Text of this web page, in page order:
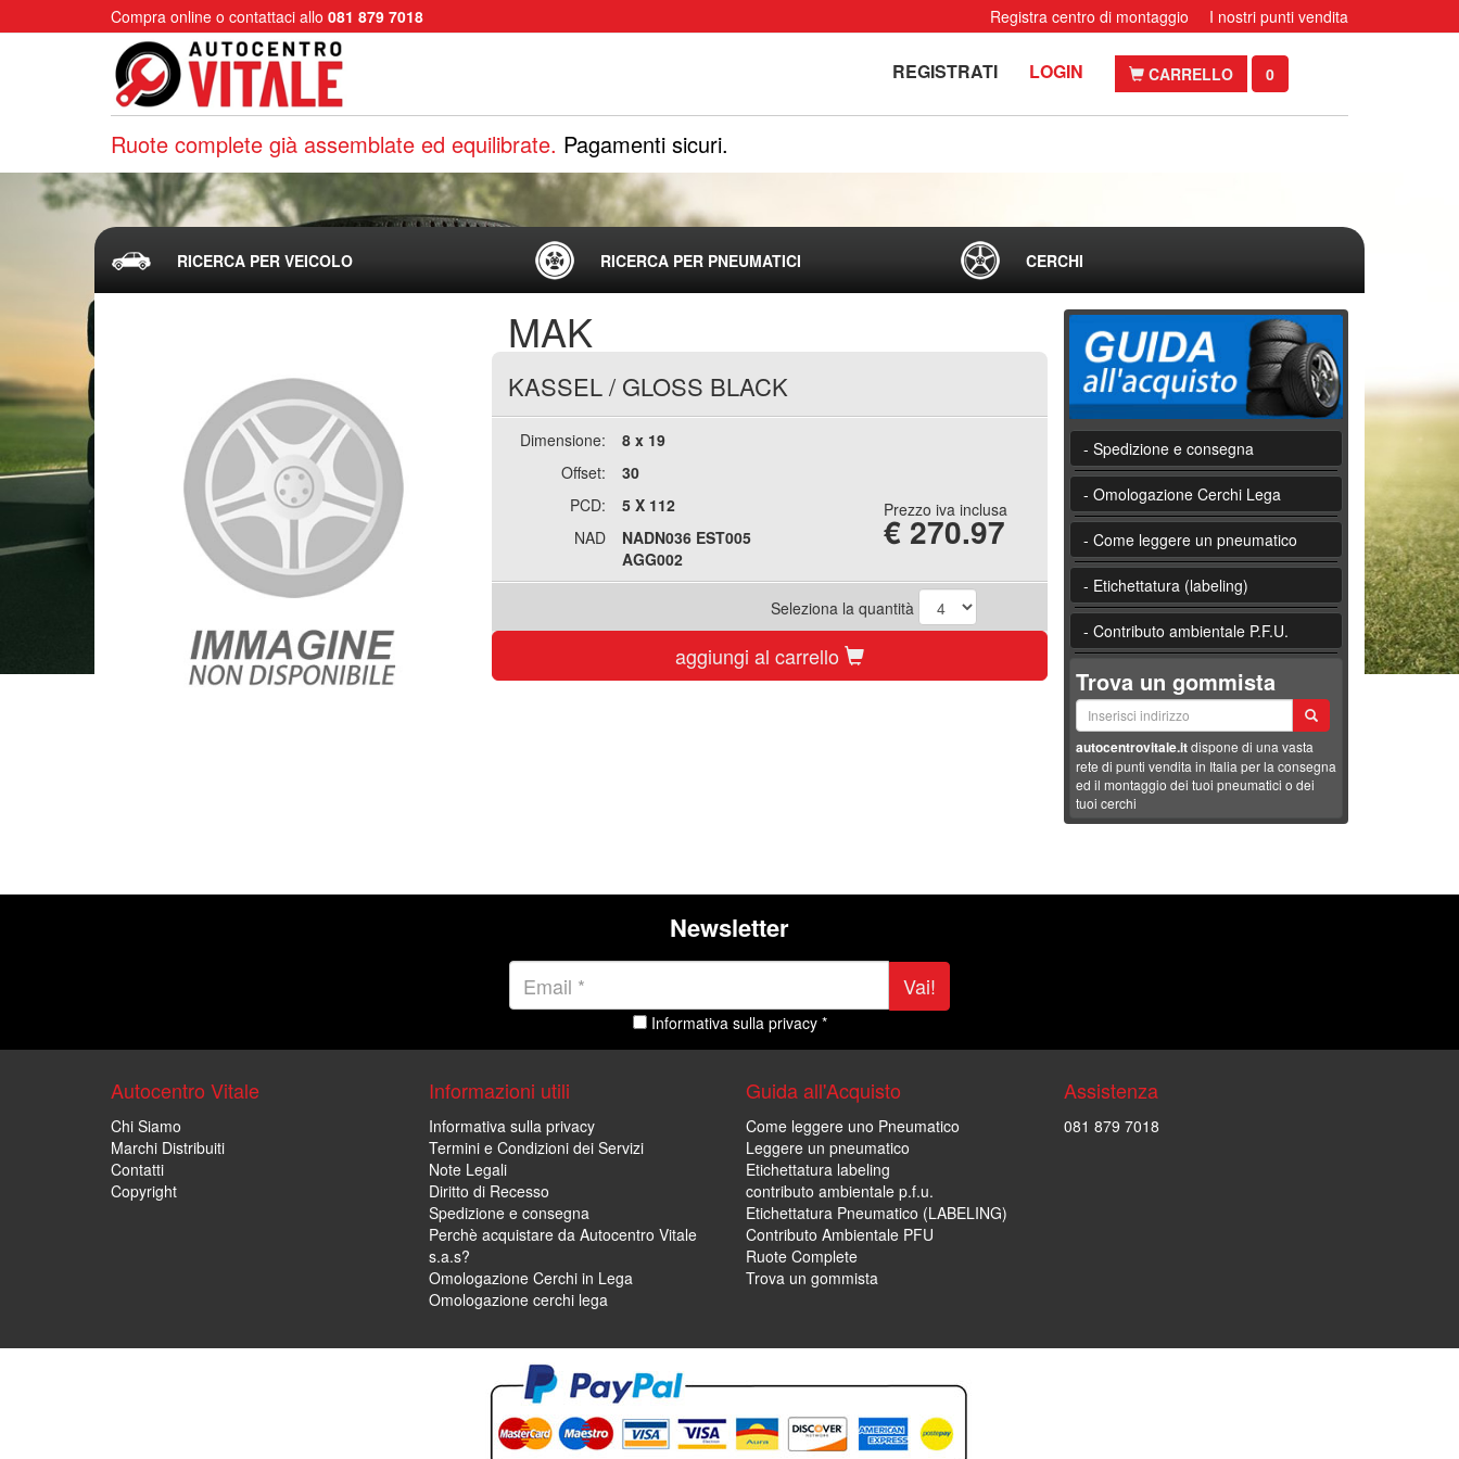
Compra online o contattaci allo 081 879 7018 Registra centro di montaggio I nostri punti vendita
REGISTRATI LOGIN CARRELLO 0
Ruote complete già assemblate ed equilibrate. Pagamenti sicuri.
RICERCA PER VEICOLO RICERCA PER PNEUMATICI CERCHI
MAK
KASSEL/ GLOSS BLACK
Dimensione:
8 x 19
Offset:
30
PCD:
5 X 112
NAD
NADN036 EST005
AGG002
Prezzo iva inclusa
€ 270.97
Seleziona la quantità
aggiungi al carrello
- Spedizione e consegna
- Omologazione Cerchi Lega
- Come leggere un pneumatico
- Etichettatura (labeling)
- Contributo ambientale P.F.U.
Trova un gommista
autocentrovitale.itdispone di una vasta
rete di punti vendita in Italia per la consegna
ed il montaggio dei tuoi pneumatici o dei
tuoi cerchi
Newsletter
Vai!
Informativa sulla privacy *
Autocentro Vitale
Chi Siamo
Marchi Distribuiti
Contatti
Copyright
Informazioni utili
Informativa sulla privacy
Termini e Condizioni dei Servizi
Note Legali
Diritto di Recesso
Spedizione e consegna
Perchè acquistare da Autocentro Vitale
s.a.s?
Omologazione Cerchi in Lega
Omologazione cerchi lega
Guida all'Acquisto
Come leggere uno Pneumatico
Leggere un pneumatico
Etichettatura labeling
contributo ambientale p.f.u.
Etichettatura Pneumatico (LABELING)
Contributo Ambientale PFU
Ruote Complete
Trova un gommista
Assistenza
081 879 7018